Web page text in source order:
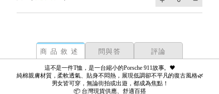
商品敘述 問與答 評論